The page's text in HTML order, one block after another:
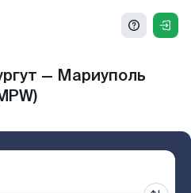
— Мариуполь